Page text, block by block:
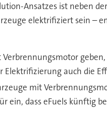
Ansatzes ist neben
elektrifiziert sein
auch die
mit
ein, dass eFuels künftig